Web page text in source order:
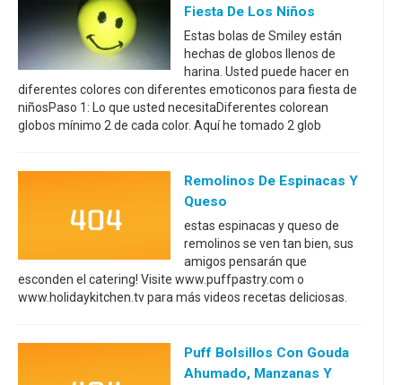
Fiesta De Los Niños
Estas bolas de Smiley están
hechas de globos llenos de
harina. Usted puede hacer en
diferentes colores con diferentes emoticonos para fiesta de
niñosPaso 1: Lo que usted necesitaDiferentes colorean
globos mínimo 2 de cada color. Aquí he tomado 2 glob
Remolinos De Espinacas Y
Queso
estas espinacas y queso de
remolinos se ven tan bien, sus
amigos pensarán que
esconden el catering! Visite www.puffpastry.com o
www.holidaykitchen.tv para más videos recetas deliciosas.
Puff Bolsillos Con Gouda
Ahumado, Manzanas Y